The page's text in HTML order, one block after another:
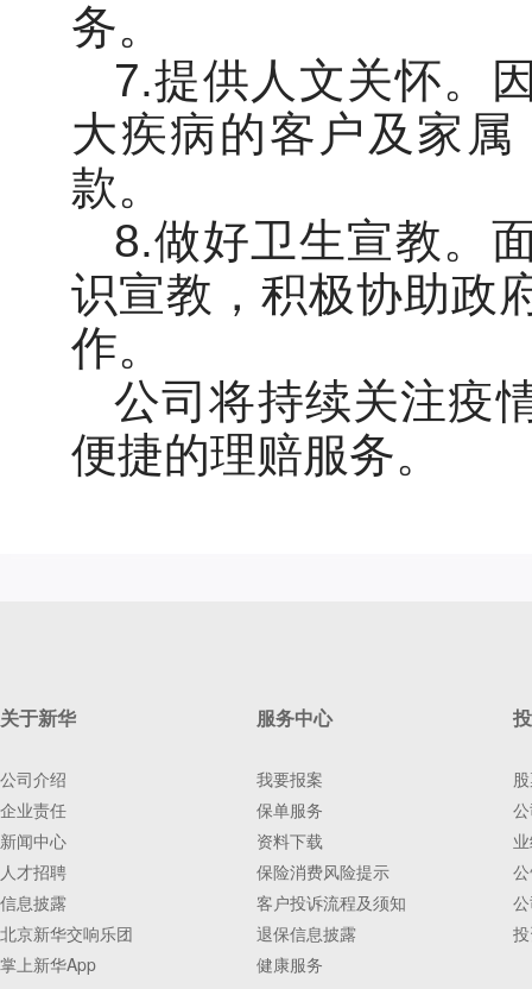
务。
7.提供人文关怀。
大疾病的客户及家
款。
8.做好卫生宣教。
识宣教，积极协助政
作。
公司将持续关注疫
便捷的理赔服务。
关于新华
公司介绍
企业责任
新闻中心
人才招聘
信息披露
北京新华交响乐团
掌上新华App
服务中心
我要报案
保单服务
资料下载
保险消费风险提示
客户投诉流程及须知
退保信息披露
健康服务